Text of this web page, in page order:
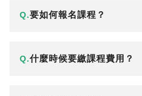
Q.要如何報名課程？
Q.什麼時候要繳課程費用？